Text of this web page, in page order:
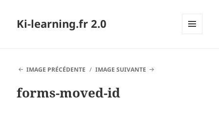
Ki-learning.fr 2.0
IMAGE PRÉCÉDENTE
IMAGE SUIVANTE
forms-moved-id